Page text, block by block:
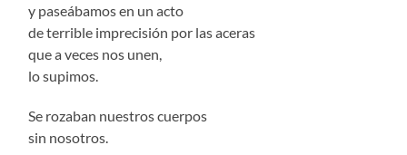
y paseábamos en un acto
de terrible imprecisión por las aceras
que a veces nos unen,
lo supimos.
Se rozaban nuestros cuerpos
sin nosotros.